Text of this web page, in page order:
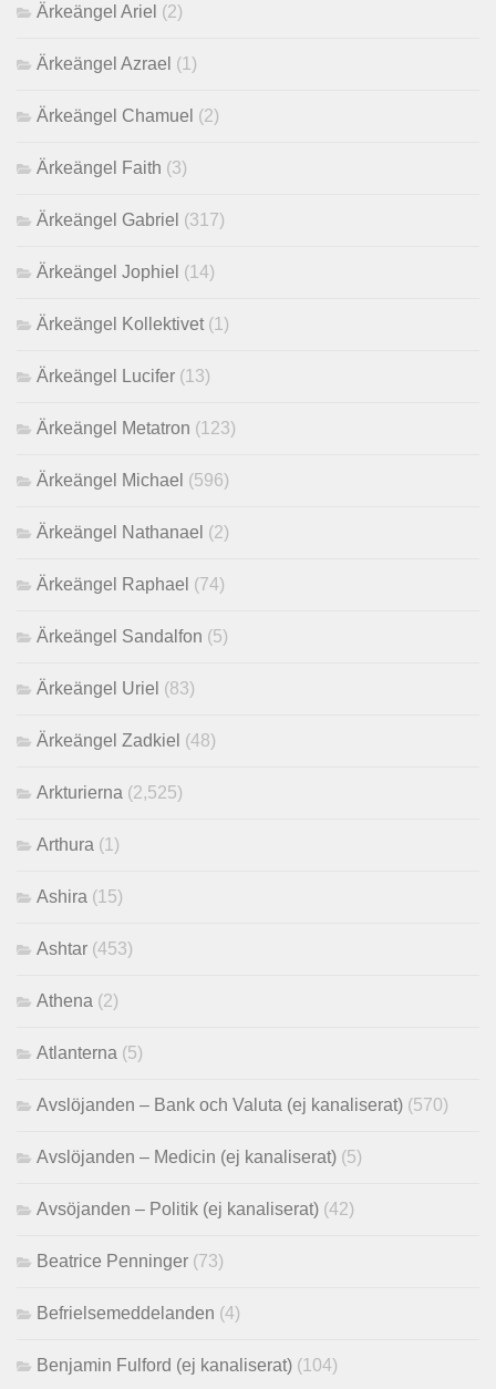
Ärkeängel Ariel (2)
Ärkeängel Azrael (1)
Ärkeängel Chamuel (2)
Ärkeängel Faith (3)
Ärkeängel Gabriel (317)
Ärkeängel Jophiel (14)
Ärkeängel Kollektivet (1)
Ärkeängel Lucifer (13)
Ärkeängel Metatron (123)
Ärkeängel Michael (596)
Ärkeängel Nathanael (2)
Ärkeängel Raphael (74)
Ärkeängel Sandalfon (5)
Ärkeängel Uriel (83)
Ärkeängel Zadkiel (48)
Arkturierna (2,525)
Arthura (1)
Ashira (15)
Ashtar (453)
Athena (2)
Atlanterna (5)
Avslöjanden – Bank och Valuta (ej kanaliserat) (570)
Avslöjanden – Medicin (ej kanaliserat) (5)
Avsöjanden – Politik (ej kanaliserat) (42)
Beatrice Penninger (73)
Befrielsemeddelanden (4)
Benjamin Fulford (ej kanaliserat) (104)